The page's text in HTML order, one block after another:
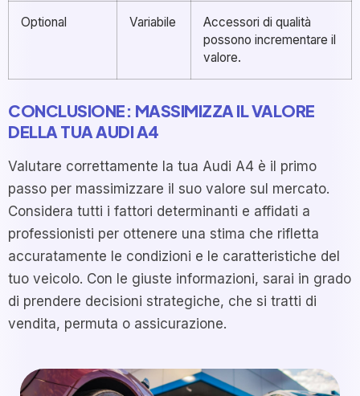
Optional Variabile
Accessori di qualità
possono incrementare il
valore.
CONCLUSIONE: MASSIMIZZA IL VALORE
DELLA TUA AUDI A4
Valutare correttamente la tua Audi A4 è il primo
passo per massimizzare il suo valore sul mercato.
Considera tutti i fattori determinanti e affidati a
professionisti per ottenere una stima che rifletta
accuratamente le condizioni e le caratteristiche del
tuo veicolo. Con le giuste informazioni, sarai in grado
di prendere decisioni strategiche, che si tratti di
vendita, permuta o assicurazione.